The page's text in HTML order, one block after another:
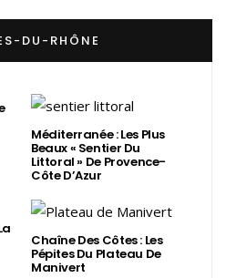
DU-RHÔNE
Méditerranée : Les Plus
Beaux « Sentier Du
Littoral » De Provence-
Côte D’Azur
Chaîne Des Côtes : Les
Pépites Du Plateau De
Manivert